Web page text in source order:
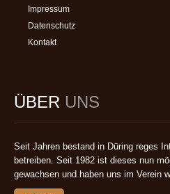
Impressum
Datenschutz
Kontakt
ÜBER UNS
Seit Jahren bestand in Düring reges
betreiben. Seit 1982 ist dieses nun
gewachsen und haben uns im Verein